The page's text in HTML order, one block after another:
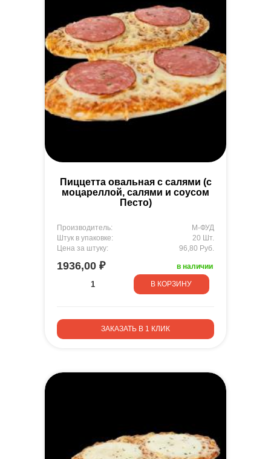
Пиццетта овальная с салями (с
моцареллой, салями и соусом
Песто)
Производитель:
М-ФУД
Штук в упаковке:
20 Шт.
Цена за штуку:
96,80 Руб.
1936,00 ₽ в наличии
В КОРЗИНУ
ЗАКАЗАТЬ В 1 КЛИК